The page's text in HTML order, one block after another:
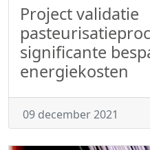
Project validatie
significante
energiekosten
09 december 2021